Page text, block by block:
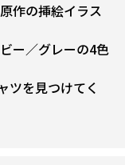
作の挿絵イラス
ー／グレーの4色
ツを見つけてく